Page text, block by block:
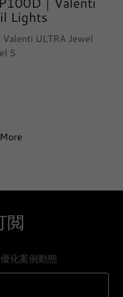
Lights
ULTRA Jewel
S
閲
化案例動態